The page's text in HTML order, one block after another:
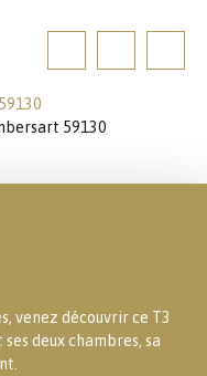
59130
venez découvrir ce T3
deux chambres, sa